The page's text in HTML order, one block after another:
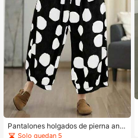
Pantalones holgados de pierna anc
ha con estampado de lunares para
Solo quedan 5